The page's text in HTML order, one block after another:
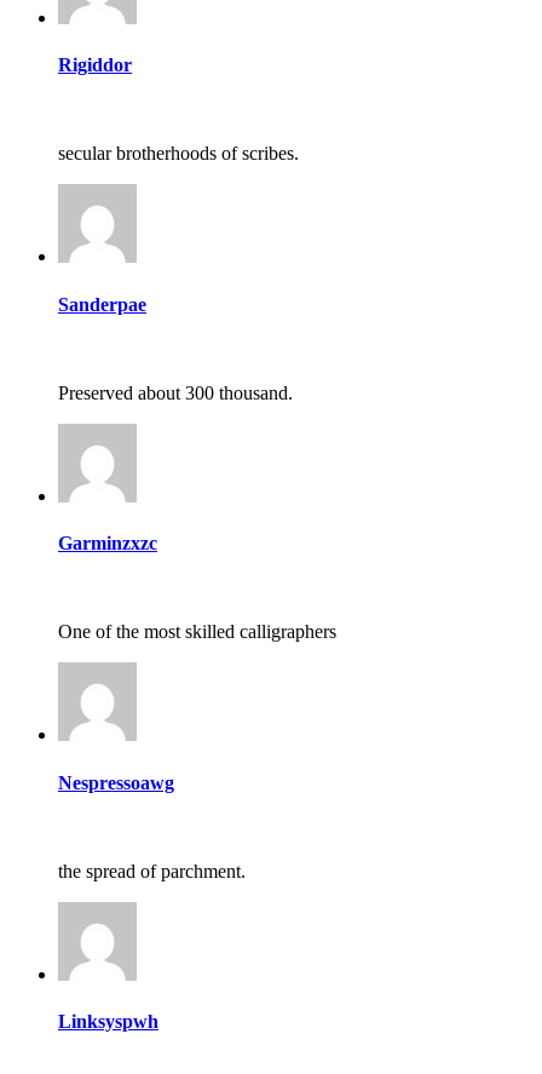
Rigiddor
secular brotherhoods of scribes.
Sanderpae
Preserved about 300 thousand.
Garminzxzc
One of the most skilled calligraphers
Nespressoawg
the spread of parchment.
Linksyspwh